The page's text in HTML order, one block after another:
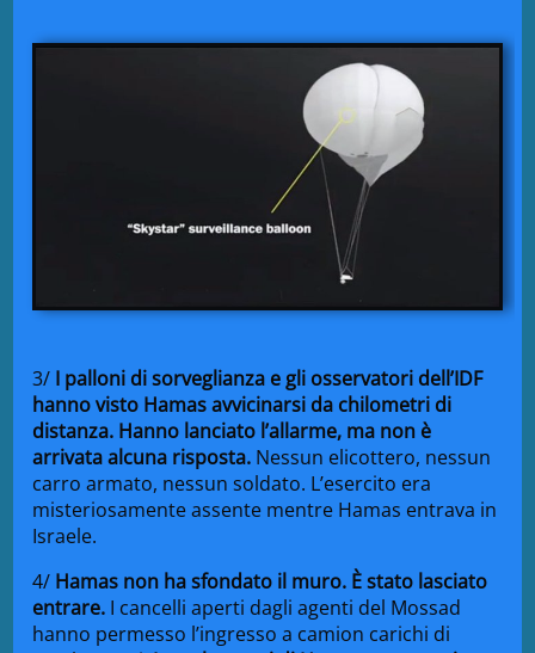
3/ I palloni di sorveglianza e gli osservatori dell’IDF
hanno visto Hamas avvicinarsi da chilometri di
distanza. Hanno lanciato l’allarme, ma non è
arrivata alcuna risposta. Nessun elicottero, nessun
carro armato, nessun soldato. L’esercito era
misteriosamente assente mentre Hamas entrava in
Israele.
4/ Hamas non ha sfondato il muro. È stato lasciato
entrare. I cancelli aperti dagli agenti del Mossad
hanno permesso l’ingresso a camion carichi di